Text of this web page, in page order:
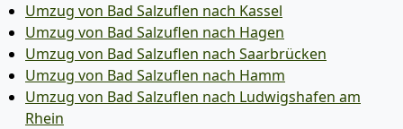
Umzug von Bad Salzuflen nach Kassel
Umzug von Bad Salzuflen nach Hagen
Umzug von Bad Salzuflen nach Saarbrücken
Umzug von Bad Salzuflen nach Hamm
Umzug von Bad Salzuflen nach Ludwigshafen am
Rhein